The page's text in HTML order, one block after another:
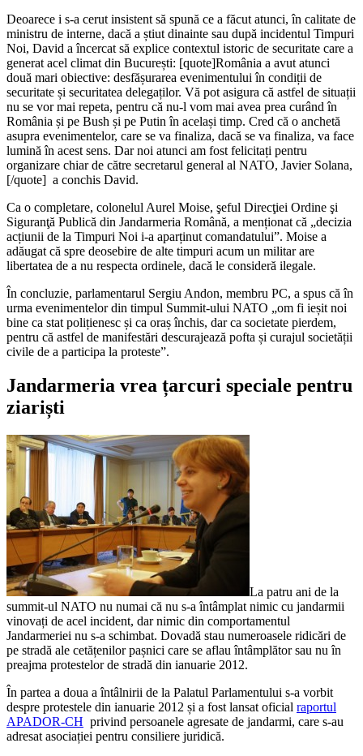
Deoarece i s-a cerut insistent să spună ce a făcut atunci, în calitate de
ministru de interne, dacă a știut dinainte sau după incidentul Timpuri
Noi, David a încercat să explice contextul istoric de securitate care a
generat acel climat din București: [quote]România a avut atunci
două mari obiective: desfășurarea evenimentului în condiții de
securitate și securitatea delegaților. Vă pot asigura că astfel de situații
nu se vor mai repeta, pentru că nu-l vom mai avea prea curând în
România și pe Bush și pe Putin în același timp. Cred că o anchetă
asupra evenimentelor, care se va finaliza, dacă se va finaliza, va face
lumină în acest sens. Dar noi atunci am fost felicitați pentru
organizare chiar de către secretarul general al NATO, Javier Solana,
[/quote] a conchis David.
Ca o completare, colonelul Aurel Moise, şeful Direcţiei Ordine şi
Siguranţă Publică din Jandarmeria Română, a menționat că „decizia
acțiunii de la Timpuri Noi i-a aparținut comandatului”. Moise a
adăugat că spre deosebire de alte timpuri acum un militar are
libertatea de a nu respecta ordinele, dacă le consideră ilegale.
În concluzie, parlamentarul Sergiu Andon, membru PC, a spus că în
urma evenimentelor din timpul Summit-ului NATO „om fi ieșit noi
bine ca stat polițienesc și ca oraș închis, dar ca societate pierdem,
pentru că astfel de manifestări descurajează pofta și curajul societății
civile de a participa la proteste”.
Jandarmeria vrea țarcuri speciale pentru
ziariști
La patru ani de la
summit-ul NATO nu numai că nu s-a întâmplat nimic cu jandarmii
vinovați de acel incident, dar nimic din comportamentul
Jandarmeriei nu s-a schimbat. Dovadă stau numeroasele ridicări de
pe stradă ale cetățenilor pașnici care se aflau întâmplător sau nu în
preajma protestelor de stradă din ianuarie 2012.
În partea a doua a întâlnirii de la Palatul Parlamentului s-a vorbit
despre protestele din ianuarie 2012 și a fost lansat oficial raportul
APADOR-CH privind persoanele agresate de jandarmi, care s-au
adresat asociației pentru consiliere juridică.